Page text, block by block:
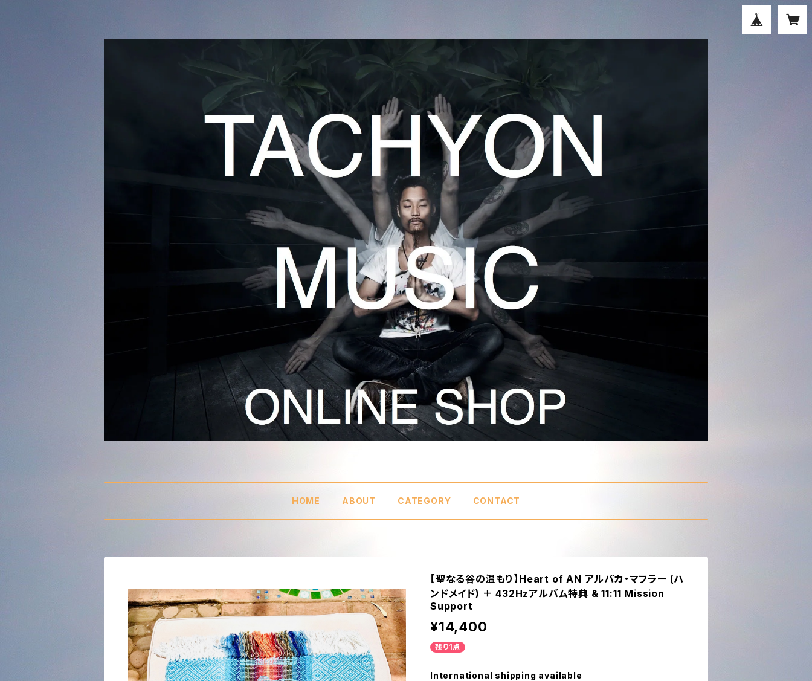
HOME ABOUT CATEGORY CONTACT
【聖なる谷の温もり】Heart of AN アルパカ・マフラー (ハ
ンドメイド) ＋ 432Hzアルバム特典 & 11:11 Mission
Support
¥14,400
残り1点
International shipping available